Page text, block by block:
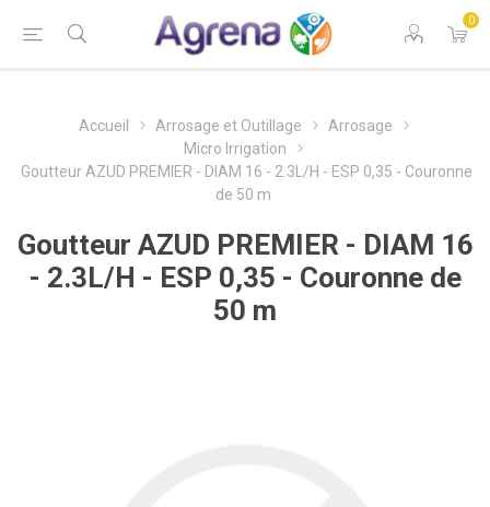
0
Accueil Arrosage et Outillage
Arrosage
Micro Irrigation
Goutteur AZUD PREMIER - DIAM 16 - 2.3L/H - ESP 0,35 - Couronne
de 50 m
Goutteur AZUD PREMIER - DIAM 16
- 2.3L/H - ESP 0,35 - Couronne de
50 m